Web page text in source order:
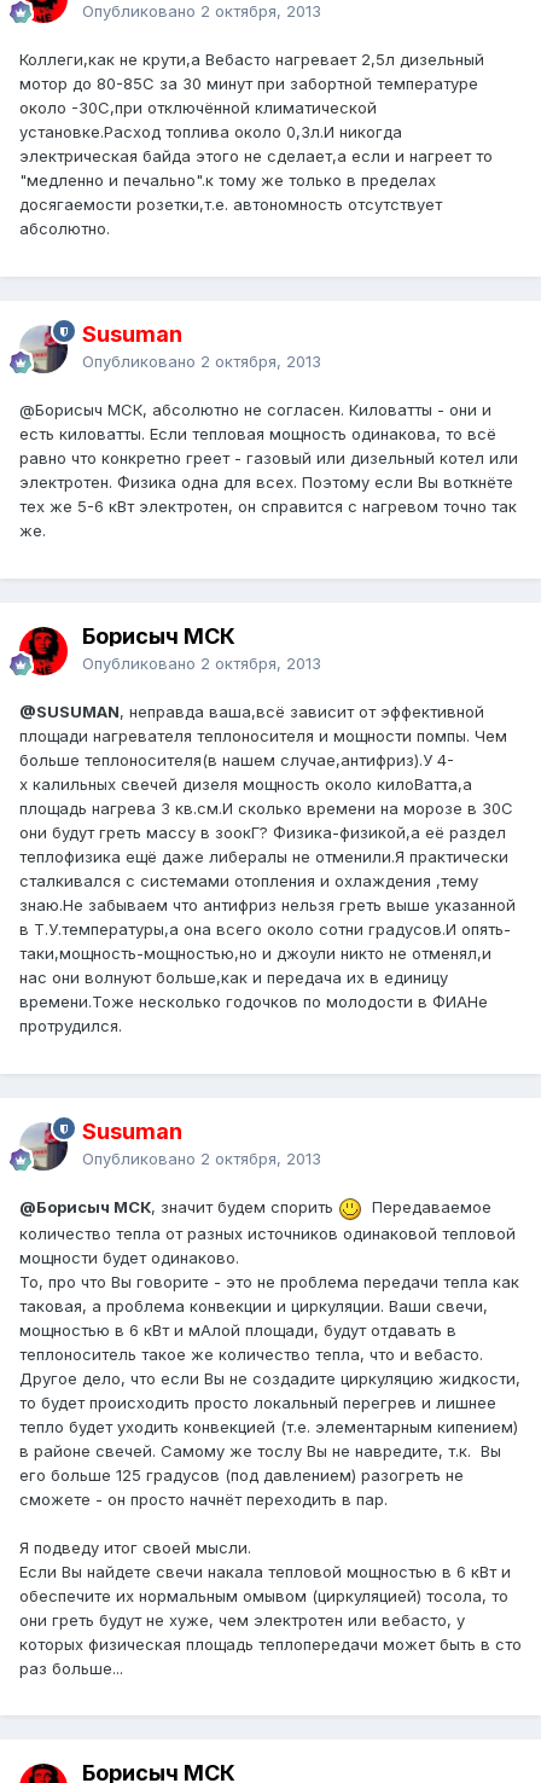
Опубликовано 2 октября, 2013
Коллеги,как не крути,а Вебасто нагревает 2,5л дизельный
мотор до 80-85С за 30 минут при забортной температуре
около -30С,при отключённой климатической
установке.Расход топлива около 0,3л.И никогда
электрическая байда этого не сделает,а если и нагреет то
"медленно и печально".к тому же только в пределах
досягаемости розетки,т.е. автономность отсутствует
абсолютно.
Susuman
Опубликовано 2 октября, 2013
@Борисыч МСК, абсолютно не согласен. Киловатты - они и
есть киловатты. Если тепловая мощность одинакова, то всё
равно что конкретно греет - газовый или дизельный котел или
электротен. Физика одна для всех. Поэтому если Вы воткнёте
тех же 5-6 кВт электротен, он справится с нагревом точно так
же.
Борисыч МСК
Опубликовано 2 октября, 2013
@SUSUMAN, неправда ваша,всё зависит от эффективной
площади нагревателя теплоносителя и мощности помпы. Чем
больше теплоносителя(в нашем случае,антифриз).У 4-
х калильных свечей дизеля мощность около килоВатта,а
площадь нагрева 3 кв.см.И сколько времени на морозе в 30С
они будут греть массу в зоокГ? Физика-физикой,а её раздел
теплофизика ещё даже либералы не отменили.Я практически
сталкивался с системами отопления и охлаждения ,тему
знаю.Не забываем что антифриз нельзя греть выше указанной
в Т.У.температуры,а она всего около сотни градусов.И опять-
таки,мощность-мощностью,но и джоули никто не отменял,и
нас они волнуют больше,как и передача их в единицу
времени.Тоже несколько годочков по молодости в ФИАНе
протрудился.
Susuman
Опубликовано 2 октября, 2013
@Борисыч МСК, значит будем спорить
Передаваемое
количество тепла от разных источников одинаковой тепловой
мощности будет одинаково.
То, про что Вы говорите - это не проблема передачи тепла как
таковая, а проблема конвекции и циркуляции. Ваши свечи,
мощностью в 6 кВт и мАлой площади, будут отдавать в
теплоноситель такое же количество тепла, что и вебасто.
Другое дело, что если Вы не создадите циркуляцию жидкости,
то будет происходить просто локальный перегрев и лишнее
тепло будет уходить конвекцией (т.е. элементарным кипением)
в районе свечей. Самому же тослу Вы не навредите, т.к. Вы
его больше 125 градусов (под давлением) разогреть не
сможете - он просто начнёт переходить в пар.
Я подведу итог своей мысли.
Если Вы найдете свечи накала тепловой мощностью в 6 кВт и
обеспечите их нормальным омывом (циркуляцией) тосола, то
они греть будут не хуже, чем электротен или вебасто, у
которых физическая площадь теплопередачи может быть в сто
раз больше...
Борисыч МСК